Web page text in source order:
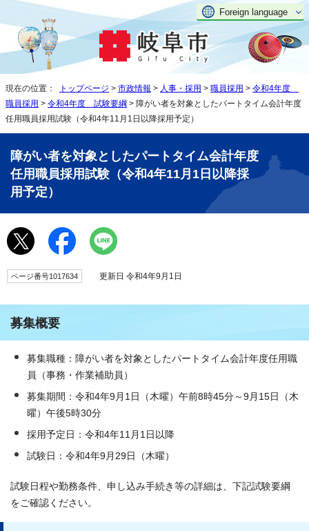
Foreign language
現在の位置： トップページ > 市政情報 > 人事・採用 > 職員採用 > 令和4年度
職員採用 > 令和4年度 試験要綱 > 障がい者を対象としたパートタイム会計年度
任用職員採用試験（令和4年11月1日以降採用予定）
障がい者を対象としたパートタイム会計年度
任用職員採用試験（令和4年11月1日以降採
用予定）
ページ番号1017634 更新日 令和4年9月1日
募集概要
募集職種：障がい者を対象としたパートタイム会計年度任用職
員（事務・作業補助員）
募集期間：令和4年9月1日（木曜）午前8時45分～9月15日（木
曜）午後5時30分
採用予定日：令和4年11月1日以降
試験日：令和4年9月29日（木曜）
試験日程や勤務条件、申し込み手続き等の詳細は、下記試験要綱
をご確認ください。